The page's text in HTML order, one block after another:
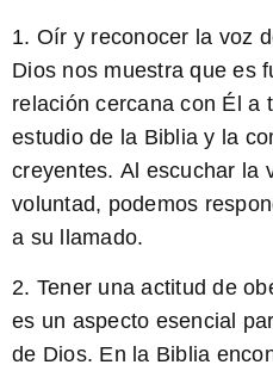
1. Oír y reconocer la voz
Dios nos muestra que es
relación cercana con Él a
estudio de la Biblia y la
creyentes. Al escuchar la
voluntad, podemos
a su llamado.
2. Tener una actitud de
es un aspecto esencial
de Dios. En la Biblia